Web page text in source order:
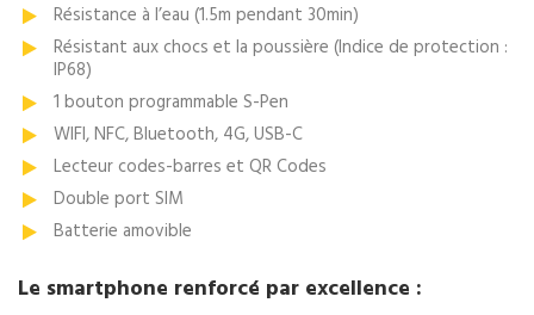
Résistance à l’eau (1.5m pendant 30min)
Résistant aux chocs et la poussière (Indice de protection :
IP68)
1 bouton programmable S-Pen
WIFI, NFC, Bluetooth, 4G, USB-C
Lecteur codes-barres et QR Codes
Double port SIM
Batterie amovible
Le smartphone renforcé par excellence :